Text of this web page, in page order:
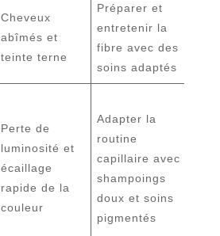
Cheveux
abîmés et
teinte terne
Préparer et
entretenir la
fibre avec des
soins adaptés
Perte de
luminosité et
écaillage
rapide de la
couleur
Adapter la
routine
capillaire avec
shampoings
doux et soins
pigmentés